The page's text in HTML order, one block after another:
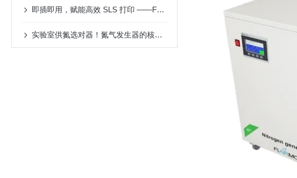
即插即用，赋能高效 SLS 打印 ——FLAIRMO 氮气发生器应用成功案例
实验室供氮选对器！氮气发生器的核心性能与选型攻略